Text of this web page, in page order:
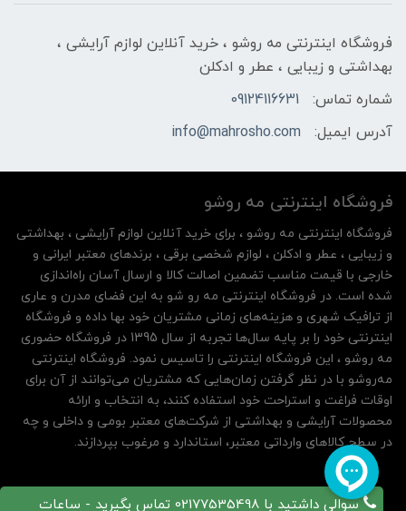
فروشگاه اینترنتی مه‌ رو‌شو ، خرید آنلاین لوازم آرایشی ،
بهداشتی و زیبایی ، عطر و ادکلن
شماره تماس:
09124116631
آدرس ایمیل:
info@mahrosho.com
سوالی داشتید با 02177535498 تماس بگیرید - ساعات
فروشگاه اینترنتی مه‌ رو‌شو
فروشگاه اینترنتی مه‌ رو‌شو ، برای خرید آنلاین لوازم آرایشی ، بهداشتی
و زیبایی ، عطر و ادکلن ، لوازم شخصی برقی ، برندهای معتبر ایرانی و
خارجی با قیمت مناسب تضمین اصالت کالا و ارسال آسان راه‌اندازی
شده است. در فروشگاه اینترنتی مه رو شو به این فضای مدرن و عاری
از ترافیک شهری و هزینه‌های زمانی مشتریان خود بها داده و فروشگاه
اینترنتی خود را بر پایه سال‌ها تجربه از سال 1395 در فروشگاه حضوری
مه روشو ، این فروشگاه اینترنتی را تاسیس نمود. فروشگاه اینترنتی
مه‌رو‌شو با در نظر گرفتن زمان‌هایی که مشتریان می‌توانند از آن‌ برای
اوقات فراغت و استراحت خود استفاده کنند، به انتخاب و ارائه
محصولات آرایشی و بهداشتی از شرکت‌های معتبر بومی و داخلی و چه
در سطح کالاهای وارداتی معتبر، استاندارد و مرغوب بپردازند.